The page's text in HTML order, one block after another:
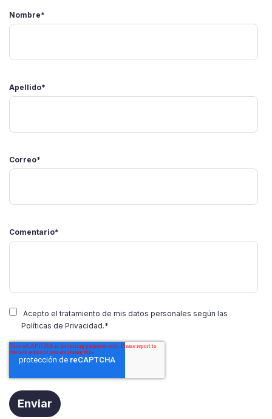
Nombre*
Apellido*
Correo*
Comentario*
Acepto el tratamiento de mis datos personales según las
Políticas de Privacidad.*